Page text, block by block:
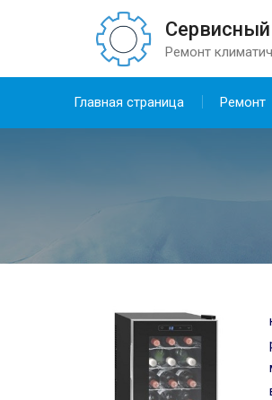
Ремонт
Главная страница Ремонт